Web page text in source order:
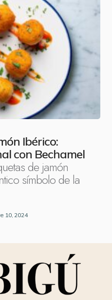
Ibérico:
con Bechamel
de jamón
símbolo de la
10, 2024